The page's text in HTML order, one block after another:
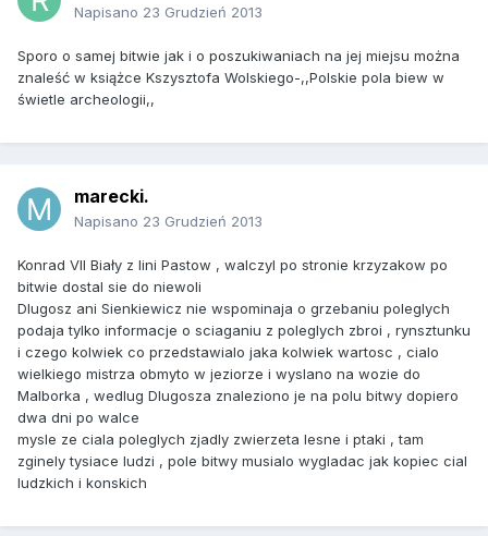
Napisano 23 Grudzień 2013
Sporo o samej bitwie jak i o poszukiwaniach na jej miejsu można
znaleść w książce Kszysztofa Wolskiego-,,Polskie pola biew w
świetle archeologii,,
marecki.
Napisano 23 Grudzień 2013
Konrad VII Biały z lini Pastow , walczyl po stronie krzyzakow po
bitwie dostal sie do niewoli
Dlugosz ani Sienkiewicz nie wspominaja o grzebaniu poleglych
podaja tylko informacje o sciaganiu z poleglych zbroi , rynsztunku
i czego kolwiek co przedstawialo jaka kolwiek wartosc , cialo
wielkiego mistrza obmyto w jeziorze i wyslano na wozie do
Malborka , wedlug Dlugosza znaleziono je na polu bitwy dopiero
dwa dni po walce
mysle ze ciala poleglych zjadly zwierzeta lesne i ptaki , tam
zginely tysiace ludzi , pole bitwy musialo wygladac jak kopiec cial
ludzkich i konskich